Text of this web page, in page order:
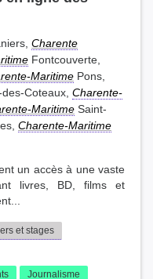
Charente
Fontcouverte,
Maritime Pons,
Coteaux, Charente-
Maritime Saint-
Charente-Maritime
un accès à une vaste
livres, BD, films et
et stages
Journalisme